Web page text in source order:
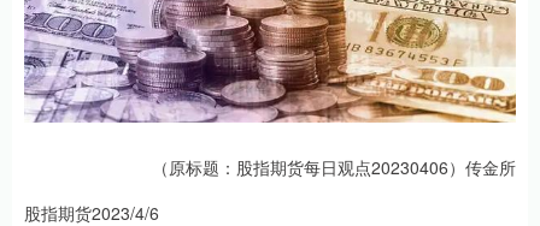
（原标题：股指期货每日观点20230406）传金所
股指期货2023/4/6